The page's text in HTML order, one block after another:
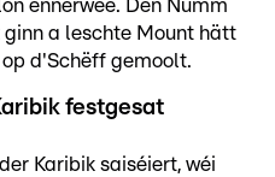
ënnerwee. Den Numm
a leschte Mount hätt
d'Schëff gemoolt.
festgesat
Karibik saiséiert, wéi